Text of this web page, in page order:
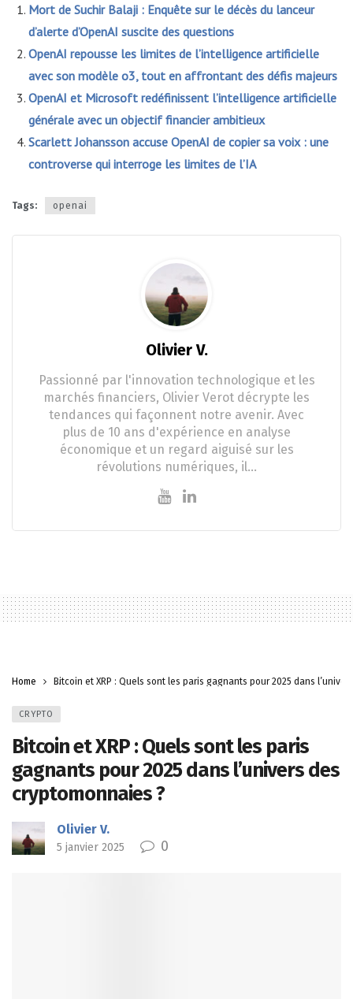
Mort de Suchir Balaji : Enquête sur le décès du lanceur
d’alerte d’OpenAI suscite des questions
OpenAI repousse les limites de l’intelligence artificielle
avec son modèle o3, tout en affrontant des défis majeurs
OpenAI et Microsoft redéfinissent l’intelligence artificielle
générale avec un objectif financier ambitieux
Scarlett Johansson accuse OpenAI de copier sa voix : une
controverse qui interroge les limites de l’IA
Tags: openai
Olivier V.
Passionné par l'innovation technologique et les
marchés financiers, Olivier Verot décrypte les
tendances qui façonnent notre avenir. Avec
plus de 10 ans d'expérience en analyse
économique et un regard aiguisé sur les
révolutions numériques, il…
Home Bitcoin et XRP : Quels sont les paris gagnants pour 2025 dans
CRYPTO
Bitcoin et XRP : Quels sont les paris
gagnants pour 2025 dans l’univers des
cryptomonnaies ?
Olivier V.
5 janvier 2025 0